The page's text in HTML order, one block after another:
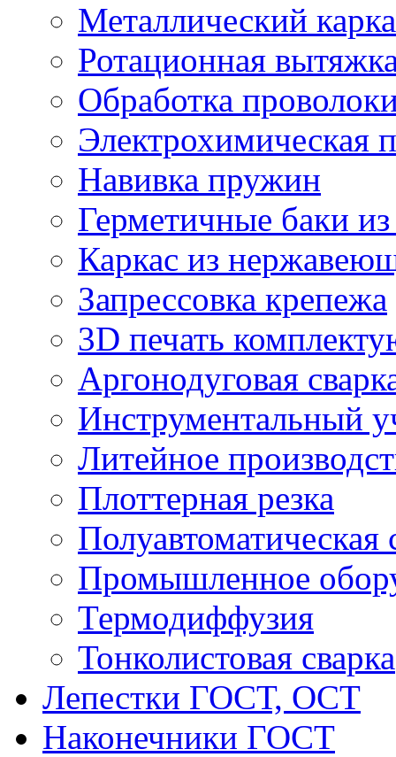
Металлический
Ротационная
Обработка
Электрохимическая
Навивка пружин
Герметичные баки
Каркас из
Запрессовка крепежа
3D печать
Аргонодуговая
Инструментальный
Литейное
Плоттерная резка
Полуавтоматическая
Промышленное
Термодиффузия
Тонколистовая сварка
Лепестки ГОСТ, ОСТ
Наконечники ГОСТ